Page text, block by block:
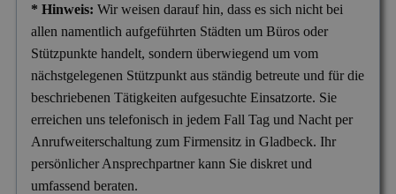
* Hinweis: Wir weisen darauf hin, dass es sich nicht bei
allen namentlich aufgeführten Städten um Büros oder
Stützpunkte handelt, sondern überwiegend um vom
nächstgelegenen Stützpunkt aus ständig betreute und für die
beschriebenen Tätigkeiten aufgesuchte Einsatzorte. Sie
erreichen uns telefonisch in jedem Fall Tag und Nacht per
Anrufweiterschaltung zum Firmensitz in Gladbeck. Ihr
persönlicher Ansprechpartner kann Sie diskret und
umfassend beraten.